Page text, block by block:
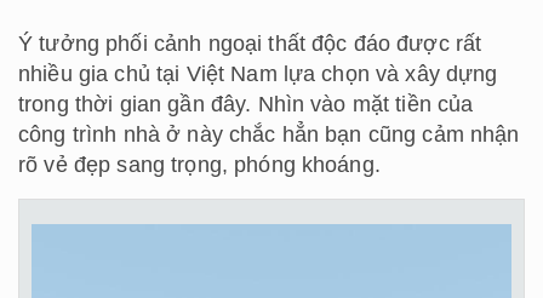
Ý tưởng phối cảnh ngoại thất độc đáo được rất
nhiều gia chủ tại Việt Nam lựa chọn và xây dựng
trong thời gian gần đây. Nhìn vào mặt tiền của
công trình nhà ở này chắc hẳn bạn cũng cảm nhận
rõ vẻ đẹp sang trọng, phóng khoáng.